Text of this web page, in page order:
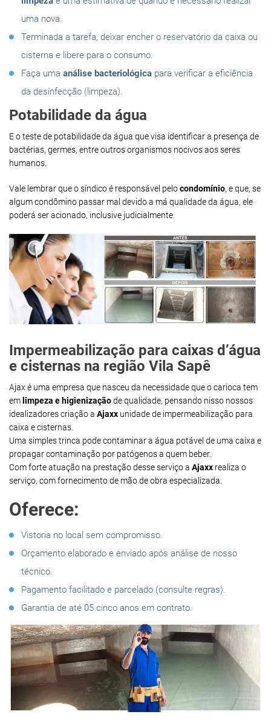
uma nova.
Terminada a tarefa, deixar encher o reservatório da caixa ou
cisterna e libere para o consumo.
Faça uma análise bacteriológica para verificar a eficiência
da desinfecção (limpeza).
Potabilidade da água
E o teste de potabilidade da água que visa identificar a presença de
bactérias, germes, entre outros organismos nocivos aos seres
humanos.
Vale lembrar que o síndico é responsável pelocondomínio, e que, se
algum condômino passar mal devido a má qualidade da água, ele
poderá ser acionado, inclusive judicialmente.
Impermeabilização para caixas d’água
e cisternas na região Vila Sapê
Ajax é uma empresa que nasceu da necessidade que o carioca tem
em limpeza e higienizaçãode qualidade, pensando nisso nossos
idealizadores criação a Ajaxx unidade de impermeabilização para
caixa e cisternas.
Uma simples trinca pode contaminar a água potável de uma caixa e
propagar contaminação por patógenos a quem beber.
Com forte atuação na prestação desse serviço a Ajaxx realiza o
serviço, com fornecimento de mão de obra especializada.
Oferece:
Vistoria no local sem compromisso.
Orçamento elaborado e enviado após análise de nosso
técnico.
Pagamento facilitado e parcelado (consulte regras).
Garantia de até 05 cinco anos em contrato.